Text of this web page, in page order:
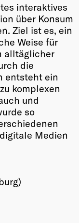
interaktives
über Konsum
Ziel ist es, ein
Weise für
alltäglicher
die
entsteht ein
komplexen
und
so
Medien